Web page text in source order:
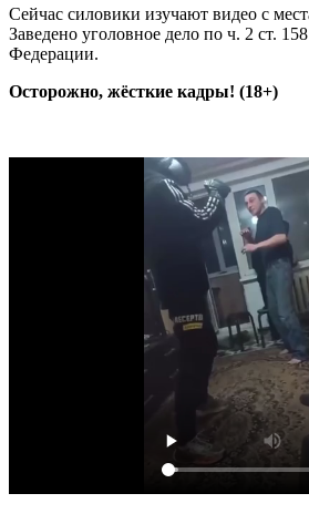
Сейчас силовики изучают видео с
Заведено уголовное дело по ч. 2 ст.
Федерации.
Осторожно, жёсткие кадры! (18+)